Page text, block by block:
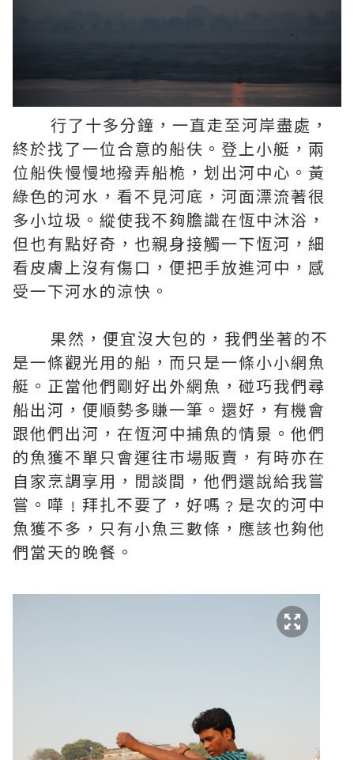
行了十多分鐘，一直走至河岸盡處，
終於找了一位合意的船伕。登上小艇，兩
位船佚慢慢地撥弄船桅，划出河中心。黃
綠色的河水，看不見河底，河面漂流著很
多小垃圾。縱使我不夠膽識在恆中沐浴，
但也有點好奇，也親身接觸一下恆河，細
看皮膚上沒有傷口，便把手放進河中，感
受一下河水的涼快。
果然，便宜沒大包的，我們坐著的不
是一條觀光用的船，而只是一條小小網魚
艇。正當他們剛好出外網魚，碰巧我們尋
船出河，便順勢多賺一筆。還好，有機會
跟他們出河，在恆河中捕魚的情景。他們
的魚獲不單只會運往市場販賣，有時亦在
自家烹調享用，閒談間，他們還說給我嘗
嘗。嘩﹗拜扎不要了，好嗎﹖是次的河中
魚獲不多，只有小魚三數條，應該也夠他
們當天的晚餐。